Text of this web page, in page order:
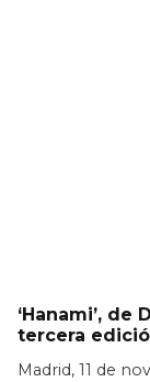
‘Hanami’,
tercera
Madrid, 11 de